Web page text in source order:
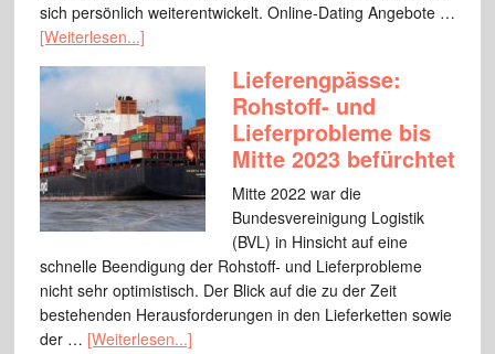
sich persönlich weiterentwickelt. Online-Dating Angebote …
[Weiterlesen...]
Lieferengpässe:
Rohstoff- und
Lieferprobleme bis
Mitte 2023 befürchtet
Mitte 2022 war die
Bundesvereinigung Logistik
(BVL) in Hinsicht auf eine
schnelle Beendigung der Rohstoff- und Lieferprobleme
nicht sehr optimistisch. Der Blick auf die zu der Zeit
bestehenden Herausforderungen in den Lieferketten sowie
der … [Weiterlesen...]